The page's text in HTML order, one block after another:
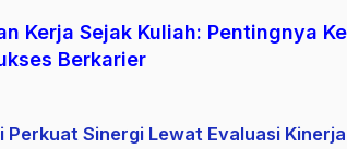
Kerja Sejak Kuliah: Pentingnya
Berkarier
Perkuat Sinergi Lewat Evaluasi Kinerja